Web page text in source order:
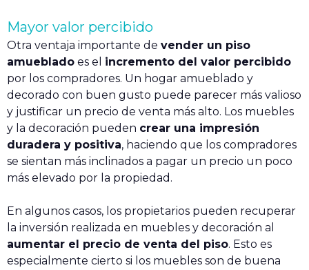
Mayor valor percibido
Otra ventaja importante de vender un piso
amueblado es el incremento del valor percibido
por los compradores. Un hogar amueblado y
decorado con buen gusto puede parecer más valioso
y justificar un precio de venta más alto. Los muebles
y la decoración pueden crear una impresión
duradera y positiva, haciendo que los compradores
se sientan más inclinados a pagar un precio un poco
más elevado por la propiedad.
En algunos casos, los propietarios pueden recuperar
la inversión realizada en muebles y decoración al
aumentar el precio de venta del piso. Esto es
especialmente cierto si los muebles son de buena